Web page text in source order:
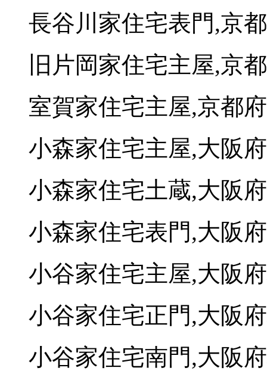
長谷川家住宅表門,京
旧片岡家住宅主屋,京
室賀家住宅主屋,京都
小森家住宅主屋,大阪
小森家住宅土蔵,大阪
小森家住宅表門,大阪
小谷家住宅主屋,大阪
小谷家住宅正門,大阪
小谷家住宅南門,大阪